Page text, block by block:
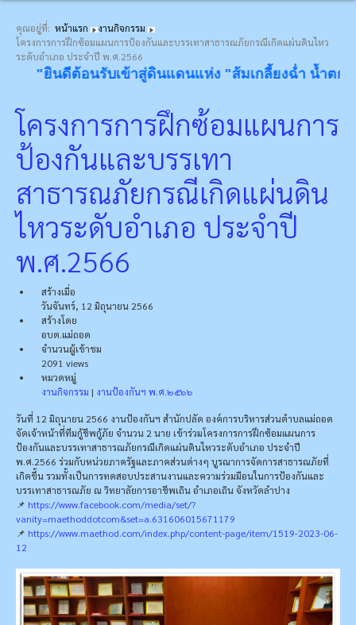
คุณอยู่ที่: หน้าแรก
งานกิจกรรม
โครงการการฝึกซ้อมแผนการป้องกันและบรรเทาสาธารณภัยกรณีเกิดแผ่นดินไหว
ระดับอำเภอ ประจำปี พ.ศ.2566
"ยินดีต้อนรับเข้าสู่ดินแดนแห่ง "ส้มเกลี้ยงฉ่ำ น้ำตกงา
โครงการการฝึกซ้อมแผนการ
ป้องกันและบรรเทา
สาธารณภัยกรณีเกิดแผ่นดิน
ไหวระดับอำเภอ ประจำปี
พ.ศ.2566
สร้างเมื่อ
วันจันทร์, 12 มิถุนายน 2566
สร้างโดย
อบต.แม่ถอด
จำนวนผู้เข้าชม
2091 views
หมวดหมู่
งานกิจกรรม | งานป้องกันฯ พ.ศ.๒๕๖๖
วันที่ 12 มิถุนายน 2566 งานป้องกันฯ สำนักปลัด องค์การบริหารส่วนตำบลแม่ถอด
จัดเจ้าหน้าที่ทีมกู้ชีพกู้ภัย จำนวน 2 นาย เข้าร่วมโครงการการฝึกซ้อมแผนการ
ป้องกันและบรรเทาสาธารณภัยกรณีเกิดแผ่นดินไหวระดับอำเภอ ประจำปี
พ.ศ.2566 ร่วมกับหน่วยภาครัฐและภาคส่วนต่างๆ บูรณาการจัดการสาธารณภัยที่
เกิดขึ้น รวมทั้งเป็นการทดสอบประสานงานและความร่วมมือนในการป้องกันและ
บรรเทาสาธารณภัย ณ วิทยาลัยการอาชีพเถิน อำเภอเถิน จังหวัดลำปาง
📌 https://www.facebook.com/media/set/?
vanity=maethoddotcom&set=a.631606015671179
📌 https://www.maethod.com/index.php/content-page/item/1519-2023-06-
12